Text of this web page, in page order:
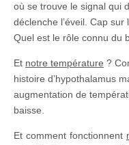
où se trouve le signal qui
déclenche l’éveil. Cap sur
Quel est le rôle connu du
Et notre température ?
histoire d’hypothalamus
augmentation de
baisse.
Et comment fonctionnent